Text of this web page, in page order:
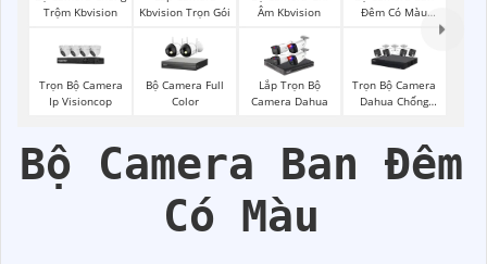
Trộm Kbvision
Kbvision Trọn Gói
Âm Kbvision
Đêm Có Màu
Trọn Bộ Camera
Ip Visioncop
Bộ Camera Full
Color
Lắp Trọn Bộ
Camera Dahua
Trọn Bộ Camera
Dahua Chống
Bộ Camera Ban Đêm
Có Màu